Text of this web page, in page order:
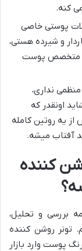
کنه.
پوستی خاصی
و شیرده هستی،
متخصص پوست
نداری،
اونقدر که
از یه روتین کامله
آفتاب میشه.
کننده
بررسی و تحلیل،
تونر روشن کننده
پوست وارد بازار